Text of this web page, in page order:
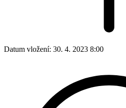
Datum vložení: 30. 4. 2023 8:00